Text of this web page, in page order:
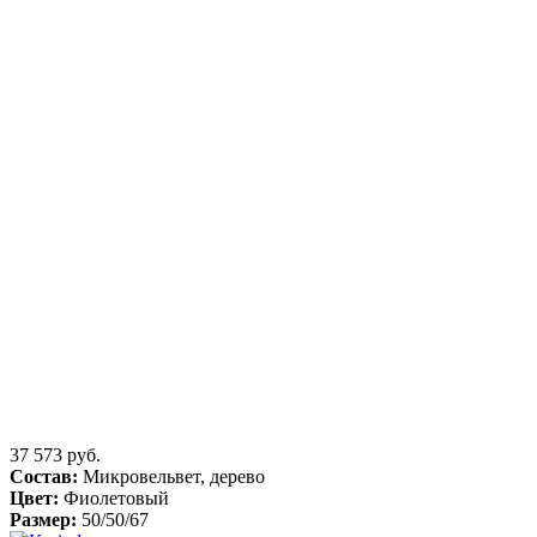
37 573 руб.
Состав: Микровельвет, дерево
Цвет: Фиолетовый
Размер: 50/50/67